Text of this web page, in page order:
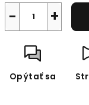
+
−
Opýtať sa